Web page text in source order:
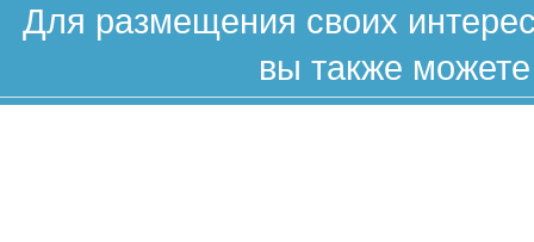
Для размещения своих
вы также